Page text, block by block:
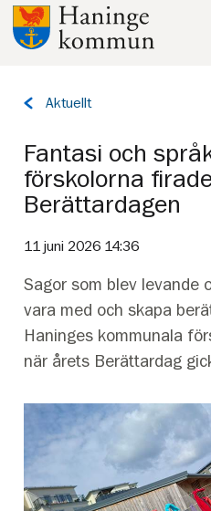
Till innehåll på sidan
Tillbaka
Aktuellt
Fantasi och
förskolorna
Berättardagen
11 juni 2026 14:36
Sagor som blev levande
vara med och skapa
Haninges kommunala
när årets Berättardag